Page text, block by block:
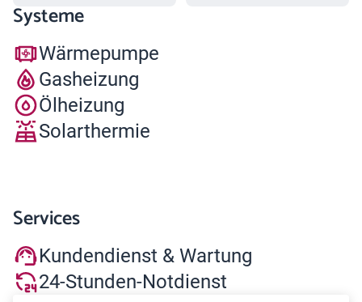
Systeme
Wärmepumpe
Gasheizung
Ölheizung
Solarthermie
Services
Kundendienst & Wartung
24-Stunden-Notdienst